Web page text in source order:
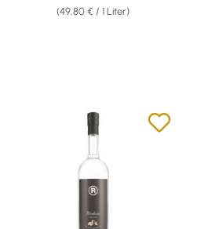
(49,80 € / 1 Liter)